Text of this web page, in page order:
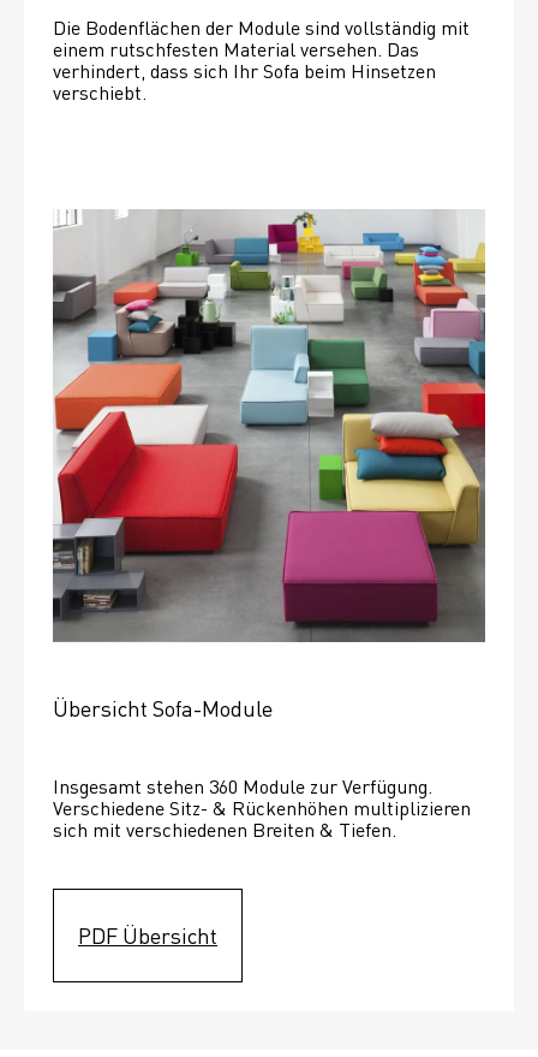
Die Bodenflächen der Module sind vollständig mit
einem rutschfesten Material versehen. Das
verhindert, dass sich Ihr Sofa beim Hinsetzen
verschiebt.
Übersicht Sofa-Module
Insgesamt stehen 360 Module zur Verfügung.
Verschiedene Sitz- & Rückenhöhen multiplizieren
sich mit verschiedenen Breiten & Tiefen.
PDF Übersicht